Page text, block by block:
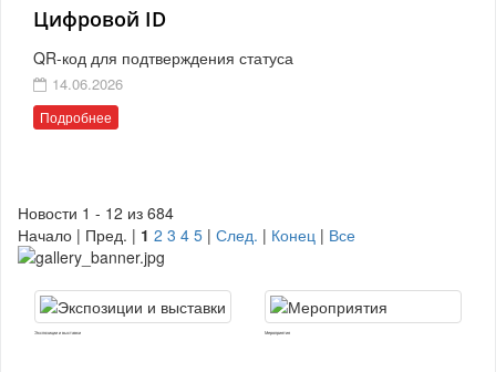
Цифровой ID
QR-код для подтверждения статуса
14.06.2026
Подробнее
Новости 1 - 12 из 684
Начало | Пред. | 1 2 3 4 5 | След. | Конец | Все
Экспозиции и выставки Мероприятия